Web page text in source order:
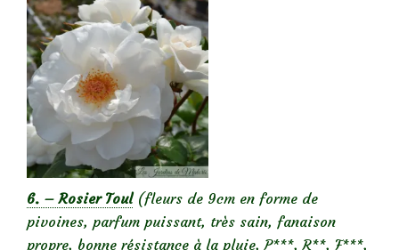
6. – Rosier Toul(fleurs de 9cm en forme de
pivoines, parfum puissant, très sain, fanaison
propre, bonne résistance à la pluie, P***, R**, F***,